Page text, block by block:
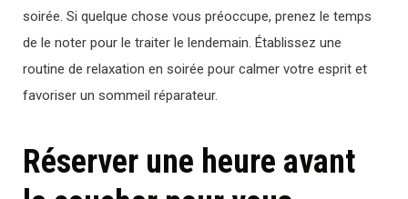
soirée. Si quelque chose vous préoccupe, prenez le temps
de le noter pour le traiter le lendemain. Établissez une
routine de relaxation en soirée pour calmer votre esprit et
favoriser un sommeil réparateur.
Réserver une heure avant